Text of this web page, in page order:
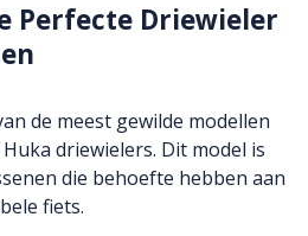
Perfecte Driewieler
de meest gewilde modellen
driewielers. Dit model is
die behoefte hebben aan
fiets.